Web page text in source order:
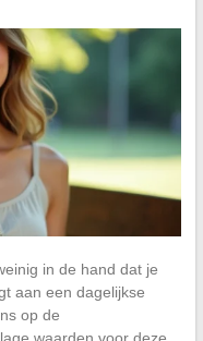
in de hand dat je
aan een dagelijkse
op de
waarden voor deze